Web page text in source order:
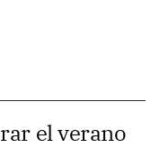
el verano